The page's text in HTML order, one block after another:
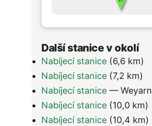
Další stanice v okolí
Nabíjecí stanice (6,6 km)
Nabíjecí stanice (7,2 km)
Nabíjecí stanice — Weyarn
Nabíjecí stanice (10,0 km)
Nabíjecí stanice (10,4 km)